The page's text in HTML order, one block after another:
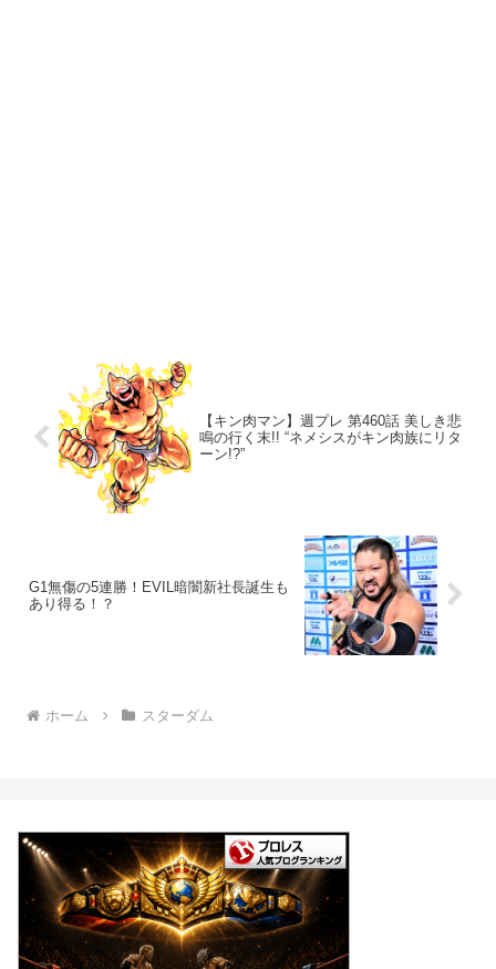
【キン肉マン】週プレ 第460話 美しき悲
鳴の行く末!! “ネメシスがキン肉族にリタ
ーン!?”
G1無傷の5連勝！EVIL暗闇新社長誕生も
あり得る！？
ホーム スターダム